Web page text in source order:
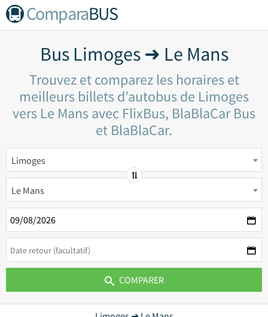
ComparaBUS
Bus Limoges ➜ Le Mans
Trouvez et comparez les horaires et
meilleurs billets d’autobus de Limoges
vers Le Mans avec FlixBus, BlaBlaCar Bus
et BlaBlaCar.
Limoges
Le Mans
COMPARER